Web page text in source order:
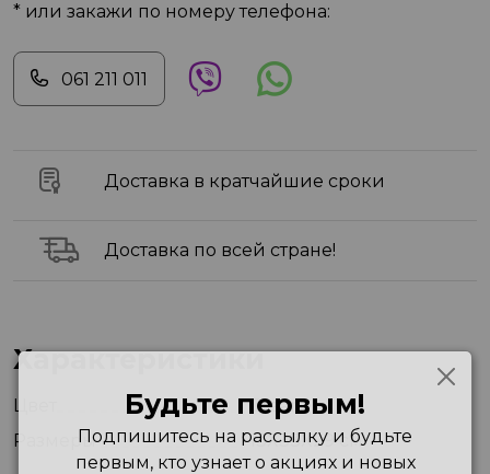
* или закажи по номеру телефона:
061 211 011
Доставка в кратчайшие сроки
Доставка по всей стране!
Характеристики
Цвет
Cream
Размеры
13X33X29 см
Будьте первым!
Подпишитесь на рассылку и будьте
первым, кто узнает о акциях и новых